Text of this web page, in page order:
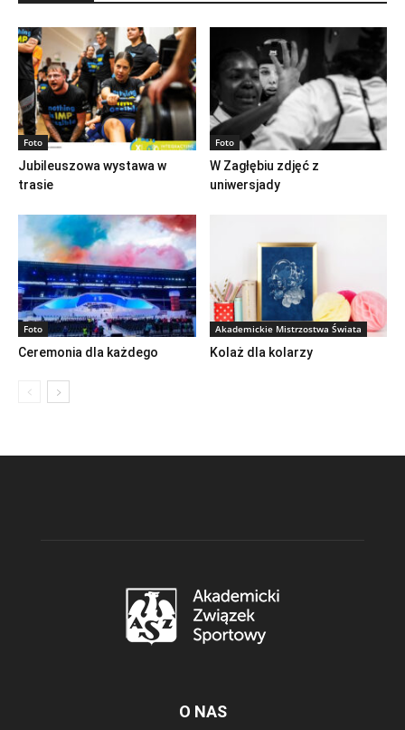
Foto
Jubileuszowa wystawa w
trasie
Foto
W Zagłębiu zdjęć z
uniwersjady
Foto
Ceremonia dla każdego
Akademickie Mistrzostwa Świata
Kolaż dla kolarzy
O NAS